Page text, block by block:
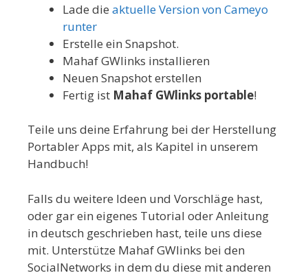
Lade die aktuelle Version von Cameyo
runter
Erstelle ein Snapshot.
Mahaf GWlinks installieren
Neuen Snapshot erstellen
Fertig ist Mahaf GWlinks portable!
Teile uns deine Erfahrung bei der Herstellung
Portabler Apps mit, als Kapitel in unserem
Handbuch!
Falls du weitere Ideen und Vorschläge hast,
oder gar ein eigenes Tutorial oder Anleitung
in deutsch geschrieben hast, teile uns diese
mit. Unterstütze Mahaf GWlinks bei den
SocialNetworks in dem du diese mit anderen